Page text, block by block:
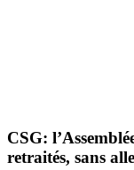
CSG:
retraités, sans